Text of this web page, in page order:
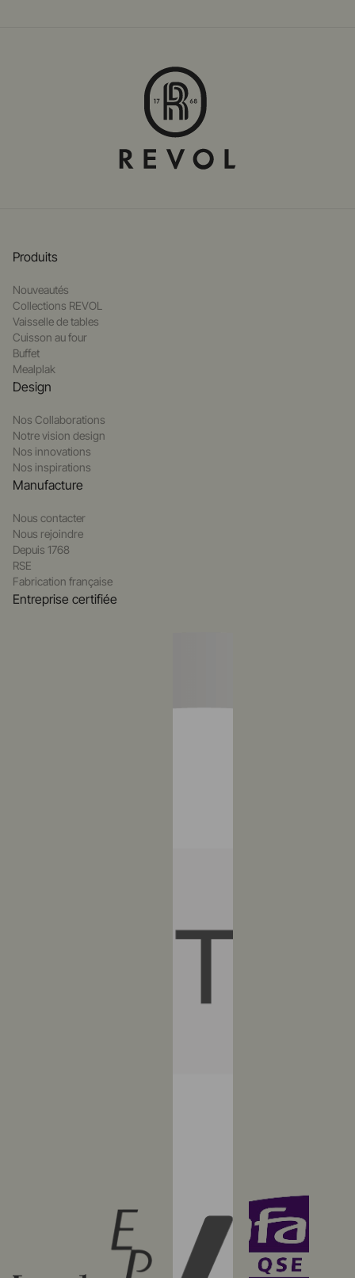
Produits
Nouveautés
Collections REVOL
Vaisselle de tables
Cuisson au four
Buffet
Mealplak
Design
Nos Collaborations
Notre vision design
Nos innovations
Nos inspirations
Manufacture
Nous contacter
Nous rejoindre
Depuis 1768
RSE
Fabrication française
Entreprise certifiée